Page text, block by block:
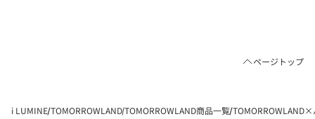
ページトップ
i LUMINE TOMORROWLAND TOMORROWLAND商品一覧